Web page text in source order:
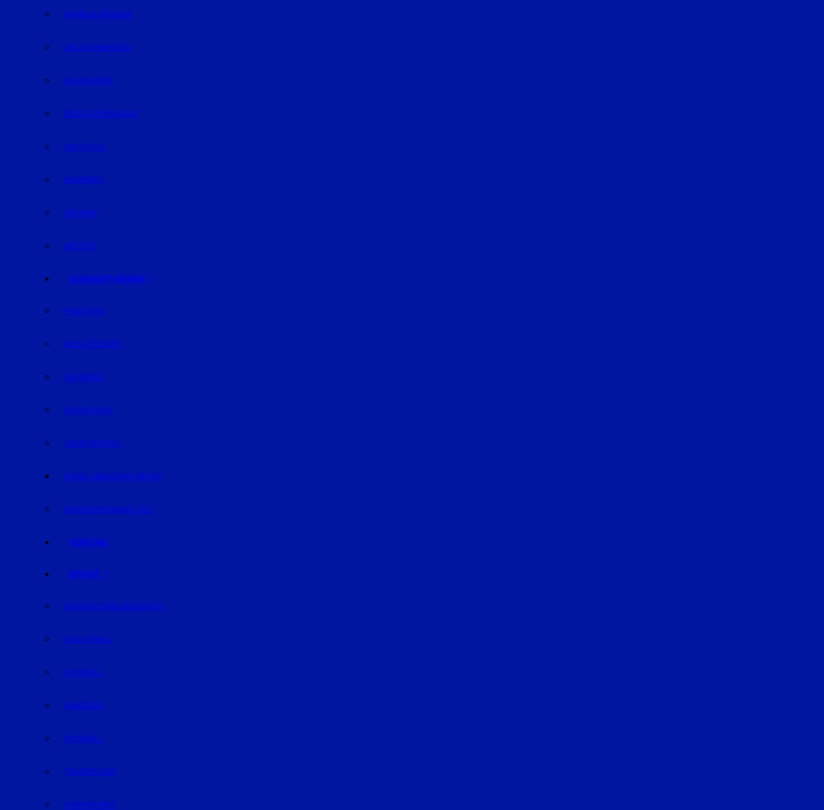
BAUEN & WOHNEN
GELD & FINANZEN
GESUNDHEIT
REISE & ERHOLUNG
LIFE-STYLE
KARRIERE
TECHNIK
WETTER
SONDERTHEMEN
PODCASTS
KIDS & TEENIES
SENIOREN
KATZ & HUND
VALENTINSTAG
MEINE LIEBESERKLÄRUNG
BUNDESTAGSWAHL 2017
VEREINE
SPORT
EISHOCKEY/INLINEHOCKEY
VOLLEYBALL
FUSSBALL
HANDBALL
FOOTBALL
TRABRENNEN
KAMPFSPORT